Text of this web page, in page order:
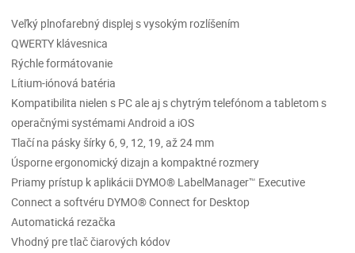
Veľký plnofarebný displej s vysokým rozlíšením
QWERTY klávesnica
Rýchle formátovanie
Lítium-iónová batéria
Kompatibilita nielen s PC ale aj s chytrým telefónom a tabletom s
operačnými systémami Android a iOS
Tlačí na pásky šírky 6, 9, 12, 19, až 24 mm
Úsporne ergonomický dizajn a kompaktné rozmery
Priamy prístup k aplikácii DYMO® LabelManager™ Executive
Connect a softvéru DYMO® Connect for Desktop
Automatická rezačka
Vhodný pre tlač čiarových kódov